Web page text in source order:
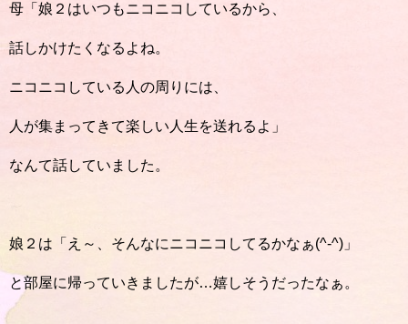
母「娘２はいつもニコニコしているから、
話しかけたくなるよね。
ニコニコしている人の周りには、
人が集まってきて楽しい人生を送れるよ」
なんて話していました。
娘２は「え～、そんなにニコニコしてるかなぁ(^-^)」
と部屋に帰っていきましたが…嬉しそうだったなぁ。